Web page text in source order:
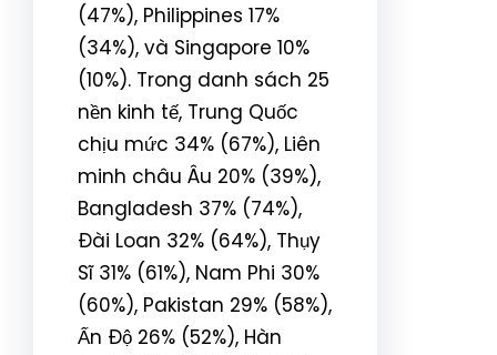
(47%), Philippines 17%
(34%), và Singapore 10%
(10%). Trong danh sách 25
nền kinh tế, Trung Quốc
chịu mức 34% (67%), Liên
minh châu Âu 20% (39%),
Bangladesh 37% (74%),
Đài Loan 32% (64%), Thụy
Sĩ 31% (61%), Nam Phi 30%
(60%), Pakistan 29% (58%),
Ấn Độ 26% (52%), Hàn